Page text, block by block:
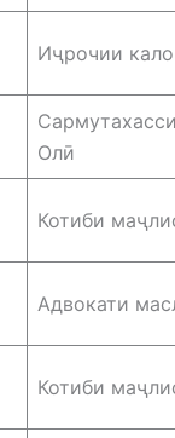
Иҷрочии
Олӣ
Котиби
Адвокати
Котиби